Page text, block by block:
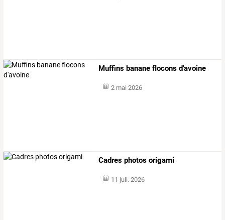
Muffins banane flocons d'avoine
2 mai 2026
Cadres photos origami
11 juil. 2026